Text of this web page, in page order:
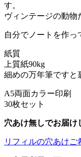
す。
ヴィンテージの動物
自分でノートを作
紙質
上質紙90kg
細めの万年筆ですと
A5両面カラー印刷
30枚セット
穴あけ無しでお届け
リフィルの穴あけご